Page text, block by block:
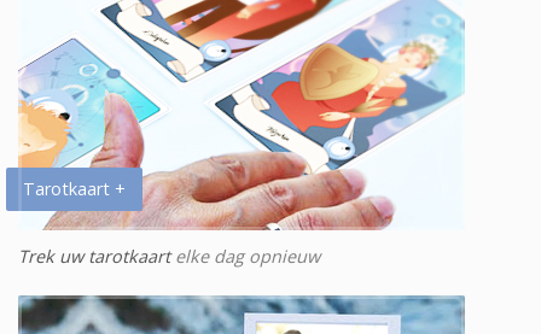
Tarotkaart +
Trek uw tarotkaartelke dag opnieuw